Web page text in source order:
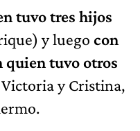
tuvo tres hijos
y luego con
quien tuvo otros
y Cristina,